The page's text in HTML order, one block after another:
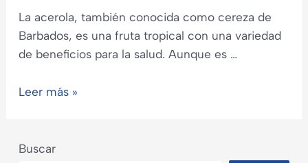
La acerola, también conocida como cereza de
Barbados, es una fruta tropical con una variedad
de beneficios para la salud. Aunque es …
6
Debes
Leer más »
Buscar